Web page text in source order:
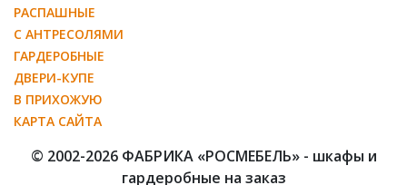
РАСПАШНЫЕ
С АНТРЕСОЛЯМИ
ГАРДЕРОБНЫЕ
ДВЕРИ-КУПЕ
В ПРИХОЖУЮ
КАРТА САЙТА
© 2002-2026 ФАБРИКА «РОСМЕБЕЛЬ» - шкафы и
гардеробные на заказ